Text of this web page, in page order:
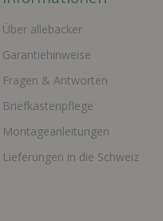
Über allebacker
Garantiehinweise
Fragen & Antworten
Briefkastenpflege
Montageanleitungen
Lieferungen in die Schweiz